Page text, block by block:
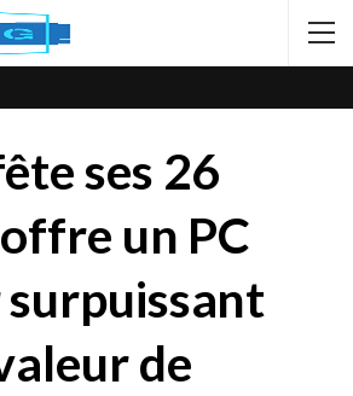
ses 26
un PC
surpuissant
de